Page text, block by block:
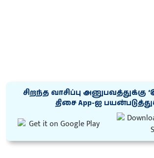
சிறந்த வாசிப்பு அனுபவத்துக்கு
திசை App-ஐ